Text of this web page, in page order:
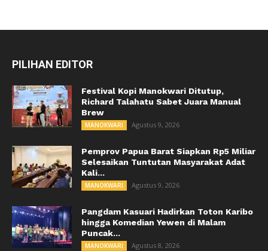
PILIHAN EDITOR
Festival Kopi Manokwari Ditutup,
Richard Talahatu Sabet Juara Manual
Brew
MANOKWARI Agustus 9, 2026
Pemprov Papua Barat Siapkan Rp5 Miliar
Selesaikan Tuntutan Masyarakat Adat
Kali...
MANOKWARI Agustus 9, 2026
Pangdam Kasuari Hadirkan Toton Karibo
hingga Komedian Yewen di Malam
Puncak...
MANOKWARI Agustus 8, 2026